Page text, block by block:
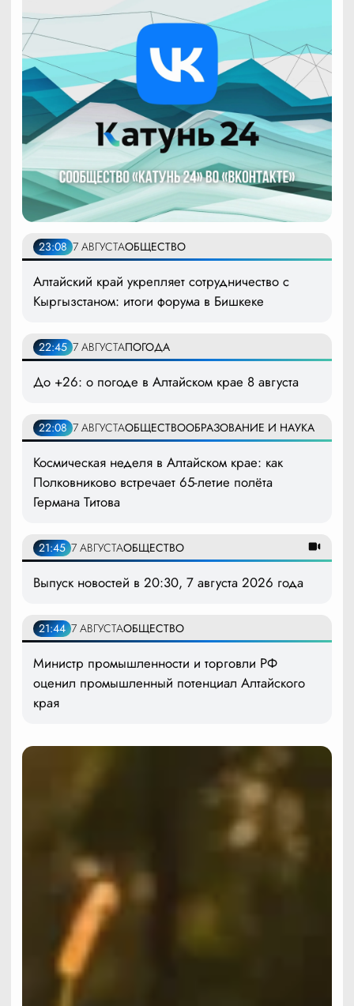
23:08 7 АВГУСТАОБЩЕСТВО
Алтайский край укрепляет сотрудничество с
Кыргызстаном: итоги форума в Бишкеке
22:45 7 АВГУСТАПОГОДА
До +26: о погоде в Алтайском крае 8 августа
22:08 7 АВГУСТАОБЩЕСТВООБРАЗОВАНИЕ И НАУКА
Космическая неделя в Алтайском крае: как
Полковниково встречает 65-летие полёта
Германа Титова
21:45 7 АВГУСТАОБЩЕСТВО
Выпуск новостей в 20:30, 7 августа 2026 года
21:44 7 АВГУСТАОБЩЕСТВО
Министр промышленности и торговли РФ
оценил промышленный потенциал Алтайского
края